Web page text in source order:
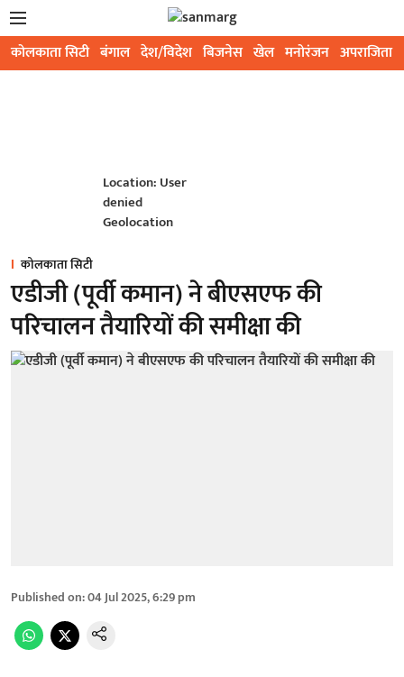
कोलकाता सिटी बंगाल देश/विदेश बिजनेस खेल मनोरंजन अपराजिता
Location: User
denied
Geolocation
कोलकाता सिटी
एडीजी (पूर्वी कमान) ने बीएसएफ की
परिचालन तैयारियों की समीक्षा की
Published on:04 Jul 2025, 6:29 pm